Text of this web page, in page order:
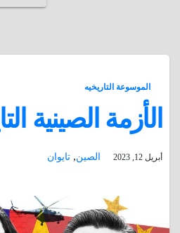
الموسوعة التاريخيه
الأزمة الصينية
أبريل 12, 2023 الصين, تايوان